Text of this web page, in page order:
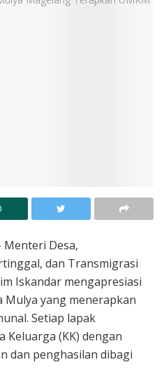
Menteri Desa,
dan Transmigrasi
Iskandar mengapresiasi
Mulya yang menerapkan
Setiap lapak
Keluarga (KK) dengan
dan penghasilan dibagi